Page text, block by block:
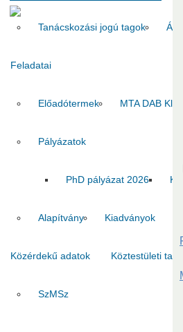
Tanácskozási jogú tagok
Feladatai
Előadótermek MTA DAB Klub
Pályázatok
PhD pályázat 2026
Alapítvány Kiadványok
Közérdekű adatok
SzMSz
Köztestületi tagok